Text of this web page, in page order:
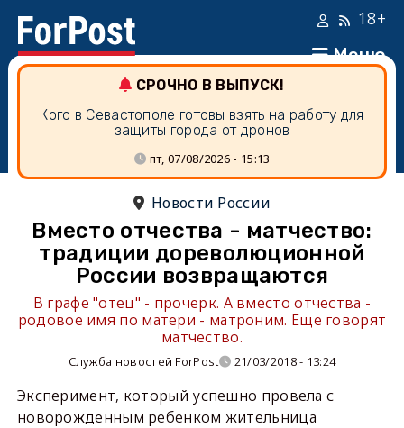
Меню
18+
СРОЧНО В ВЫПУСК!
Кого в Севастополе готовы взять на работу для
защиты города от дронов
пт, 07/08/2026 - 15:13
Новости России
Вместо отчества - матчество:
традиции дореволюционной
России возвращаются
В графе "отец" - прочерк. А вместо отчества -
родовое имя по матери - матроним. Еще говорят
матчество.
Служба новостей ForPost 21/03/2018 - 13:24
Эксперимент, который успешно провела с
новорожденным ребенком жительница